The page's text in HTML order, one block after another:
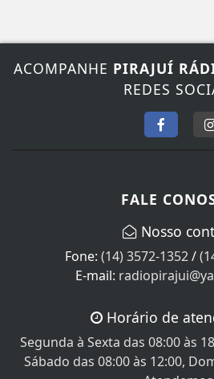
REDES
(14) 3572-1352/
E-mail:
Segunda à Sexta das 08:00 às
Sábado das 08:00 às 12:00,